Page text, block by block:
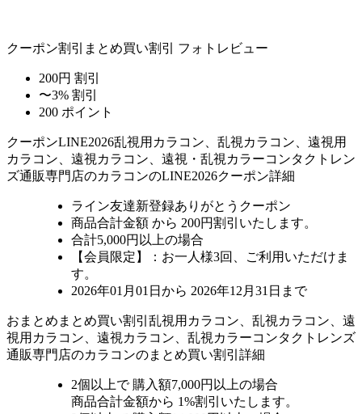
クーポン割引 まとめ買い割引 フォトレビュー
200円 割引
〜3% 割引
200 ポイント
クーポンLINE2026乱視用カラコン、乱視カラコン、遠視用
カラコン、遠視カラコン、遠視・乱視カラーコンタクトレン
ズ通販専門店のカラコンのLINE2026クーポン詳細
ライン友達新登録ありがとうクーポン
商品合計金額 から 200円割引 いたします。
合計5,000円以上の場合
【会員限定】：お一人様3回
、ご利用いただけま
す。
2026年01月01日から 2026年12月31日まで
おまとめ まとめ買い割引 乱視用カラコン、乱視カラコン、遠
視用カラコン、遠視カラコン、乱視カラーコンタクトレンズ
通販専門店のカラコンのまとめ買い割引詳細
2個 以上で 購入額7,000円以上の場合
商品合計金額から 1%割引いたします。